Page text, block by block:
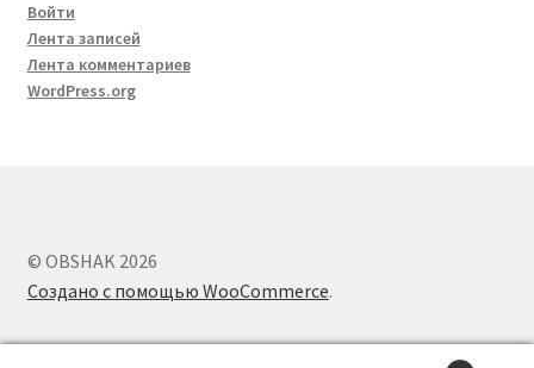
Войти
Лента записей
Лента комментариев
WordPress.org
© OBSHAK 2026
Создано с помощью WooCommerce.